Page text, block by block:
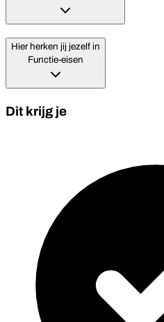
Hier herken jij jezelf in
Functie-eisen
Dit krijg je